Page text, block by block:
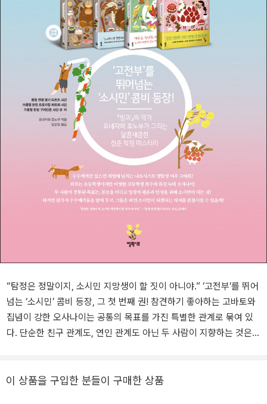
서 상위권을 차지했다. 2021년에는 『흑뢰성』으로 제12회 야마다 후
타로상을, 다음 해에는 제166회 나오키상을 수상했다. 그 외의 작품
으로 『보틀넥』, 『리커시블』, 『안녕 요정』, 『개는 어디에』, 『덧없는 양
들의 축연』, 『가연물』, 『요네자와야 책방(米澤屋書店)』 등이 있다.
“탐정은 정말이지, 소시민 지망생이 할 짓이 아니야.” ‘고전부’를 뛰어
넘는 ‘소시민’ 콤비 등장, 그 첫 번째 권! 참견하기 좋아하는 고바토와
집념이 강한 오사나이는 공통의 목표를 가진 특별한 관계로 묶여 있
다. 단순한 친구 관계도, 연인 관계도 아닌 두 사람이 지향하는 것은
는 의지를 관철시킬 수 있을까? ‘소시민’ 시리즈는 학교를 배경으로
이 상품을 구입한 분들이 구매한 상품